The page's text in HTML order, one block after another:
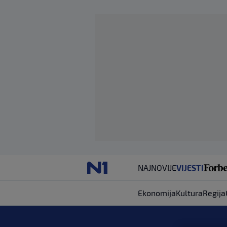
NAJNOVIJEVIJESTI
EkonomijaKulturaRegija